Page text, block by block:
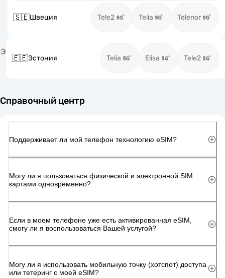
🇸🇪Швеция Tele2 Telia Telenor
Э
🇪🇪Эстония Telia Elisa Tele2
Справочный центр
Поддерживает ли мой телефон технологию eSIM?
Могу ли я пользоваться физической и электронной SIM
картами одновременно?
Если в моем телефоне уже есть активированная eSIM,
смогу ли я воспользоваться Вашей услугой?
Могу ли я использовать мобильную точку (хотспот) доступа
или тетеринг с моей eSIM?